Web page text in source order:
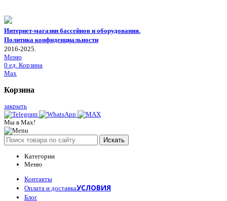
Интернет-магазин бассейнов и оборудования.
Политика конфиденциальности
2016-2025.
Меню
0 ед. Корзина
Max
Корзина
закрыть
Мы в Max!
Искать
Категории
Меню
Контакты
Оплата и доставкаУСЛОВИЯ
Блог